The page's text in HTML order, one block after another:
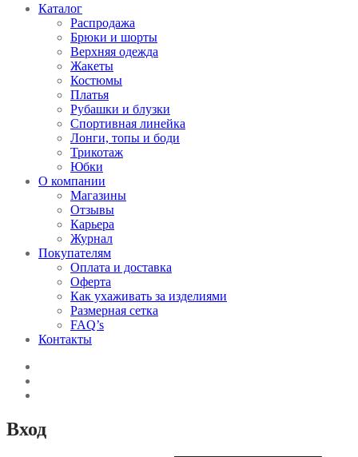
Каталог
Распродажа
Брюки и шорты
Верхняя одежда
Жакеты
Костюмы
Платья
Рубашки и блузки
Спортивная линейка
Лонги, топы и боди
Трикотаж
Юбки
О компании
Магазины
Отзывы
Карьера
Журнал
Покупателям
Оплата и доставка
Оферта
Как ухаживать за изделиями
Размерная сетка
FAQ’s
Контакты
Вход